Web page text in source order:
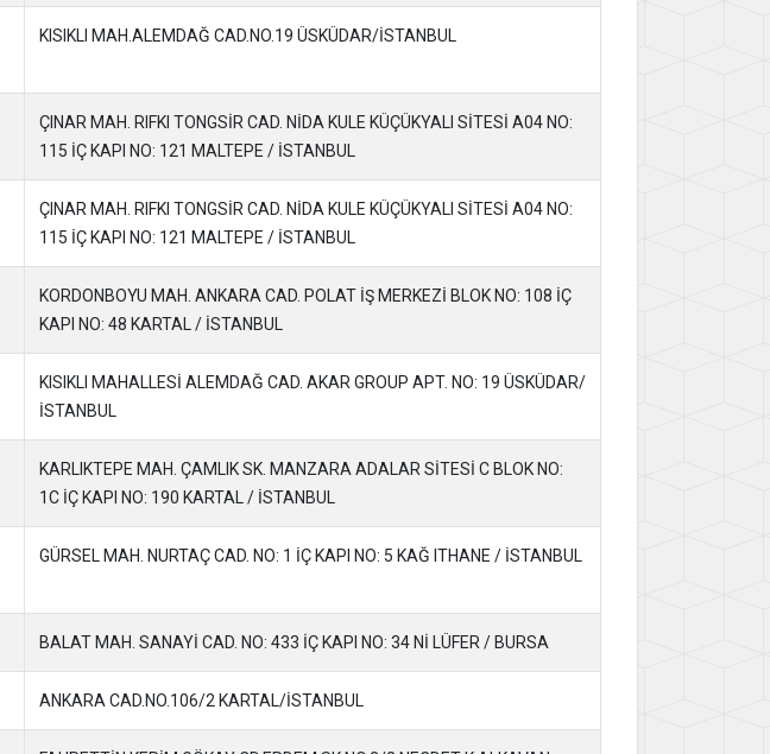
KISIKLI MAH.ALEMDAĞ CAD.NO.19 ÜSKÜDAR/İSTANBUL
ÇINAR MAH. RIFKI TONGSİR CAD. NİDA KULE KÜÇÜKYALI SİTESİ A04 NO:
115 İÇ KAPI NO: 121 MALTEPE / İSTANBUL
ÇINAR MAH. RIFKI TONGSİR CAD. NİDA KULE KÜÇÜKYALI SİTESİ A04 NO:
115 İÇ KAPI NO: 121 MALTEPE / İSTANBUL
KORDONBOYU MAH. ANKARA CAD. POLAT İŞ MERKEZİ BLOK NO: 108 İÇ
KAPI NO: 48 KARTAL / İSTANBUL
KISIKLI MAHALLESİ ALEMDAĞ CAD. AKAR GROUP APT. NO: 19 ÜSKÜDAR/
İSTANBUL
KARLIKTEPE MAH. ÇAMLIK SK. MANZARA ADALAR SİTESİ C BLOK NO:
1C İÇ KAPI NO: 190 KARTAL / İSTANBUL
GÜRSEL MAH. NURTAÇ CAD. NO: 1 İÇ KAPI NO: 5 KAĞ ITHANE / İSTANBUL
BALAT MAH. SANAYİ CAD. NO: 433 İÇ KAPI NO: 34 Nİ LÜFER / BURSA
ANKARA CAD.NO.106/2 KARTAL/İSTANBUL